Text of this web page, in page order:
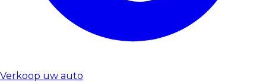
Verkoop uw auto